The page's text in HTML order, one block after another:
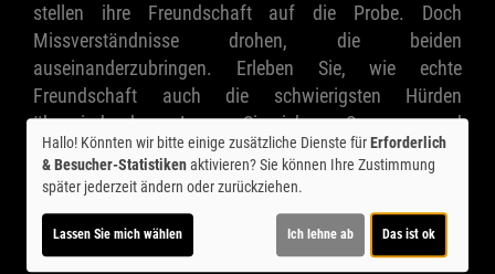
stellen ihre Freundschaft auf die Probe. Doch
Missverständnisse drohen, die beiden
auseinanderzubringen. Erleben Sie, wie echte
Freundschaft auch die schwierigsten Hürden
überwinden kann. Lassen Sie sich von Spannung und
Emotionen mitreißen!
Hallo! Könnten wir bitte einige zusätzliche Dienste fürErforderlich
& Besucher-Statistikenaktivieren? Sie können Ihre Zustimmung
später jederzeit ändern oder zurückziehen.
Lassen Sie mich wählen Ich lehne ab Das ist ok